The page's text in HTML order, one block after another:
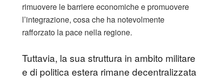
rimuovere le barriere economiche e promuovere
l’integrazione, cosa che ha notevolmente
rafforzato la pace nella regione.
Tuttavia, la sua struttura in ambito militare
e di politica estera rimane decentralizzata